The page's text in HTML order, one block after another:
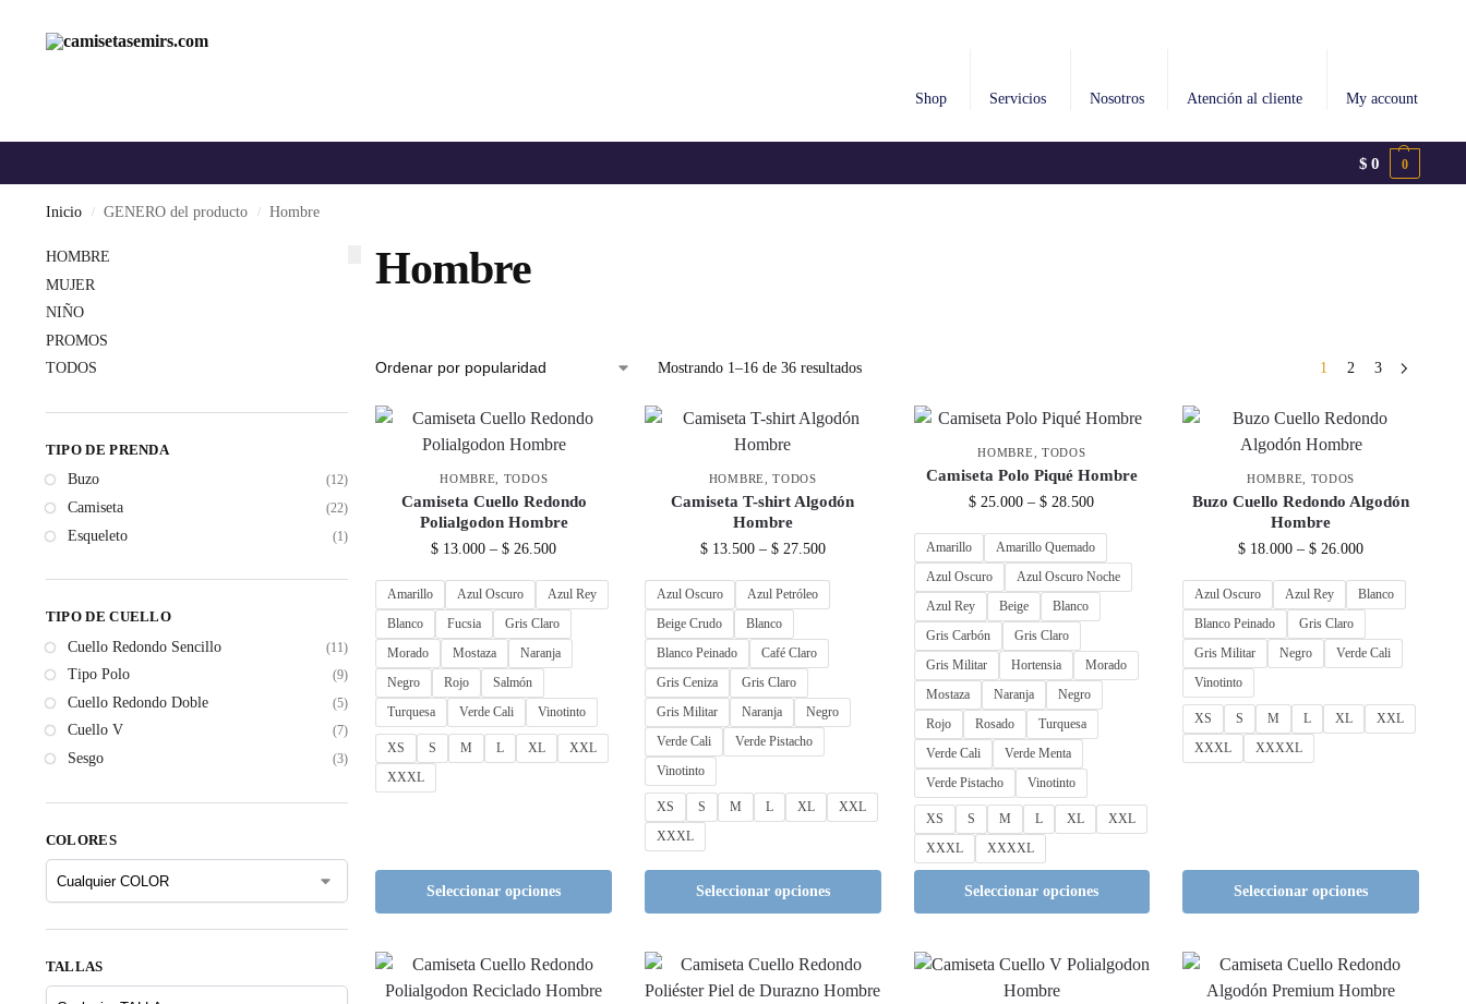
Shop Servicios Nosotros Atención al cliente My account
$ 0 0
Inicio / GENERO del producto / Hombre
Hombre
Mostrando 1–16 de 36 resultados 1 2 3
HOMBRE TODOS
Camiseta Cuello Redondo
Polialgodon Hombre
$ 13.000 – $ 26.500
Amarillo Azul Oscuro
Azul Rey
Blanco
Fucsia
Gris Claro
Morado
Mostaza
Naranja
Negro
Rojo
Salmón
Turquesa
Verde Cali Vinotinto
XS S M L XL
XXL
XXXL
Seleccionar opciones
HOMBRE ,TODOS
Camiseta T-shirt Algodón
Hombre
$13.500 – $27.500
Azul Oscuro
Azul Petróleo
Beige Crudo
Blanco
Blanco Peinado
Café Claro
Gris Ceniza
Gris Claro
Gris Militar
Naranja
Negro
Verde Cali
Verde Pistacho
Vinotinto
XS S M L XL
XXL
XXXL
Seleccionar opciones
HOMBRE TODOS
Camiseta Polo Piqué Hombre
$ 25.000 – $ 28.500
Amarillo
Amarillo Quemado
Azul Oscuro
Azul Oscuro Noche
Azul Rey
Beige
Blanco
Gris Carbón
Gris Claro
Gris Militar
Hortensia
Morado
Mostaza
Naranja
Negro
Rojo
Rosado
Turquesa
Verde Cali
Verde Menta
Verde Pistacho
Vinotinto
XS S M L XL
XXL
XXXL
XXXXL
Seleccionar opciones
HOMBRE TODOS
Buzo Cuello Redondo Algodón
Hombre
$ 18.000 – $ 26.000
Azul Oscuro Azul Rey
Blanco
Blanco Peinado
Gris Claro
Gris Militar
Negro
Verde Cali
Vinotinto
XS S M L XL
XXL
XXXL
XXXXL
Seleccionar opciones
HOMBRE
MUJER
NIÑO
PROMOS
TODOS
TIPO DE PRENDA
Buzo
(12)
Camiseta (22)
Esqueleto (1)
TIPO DE CUELLO
Cuello Redondo Sencillo
(11)
Tipo Polo (9)
Cuello Redondo Doble (5)
Cuello V (7)
Sesgo (3)
COLORES
TALLAS